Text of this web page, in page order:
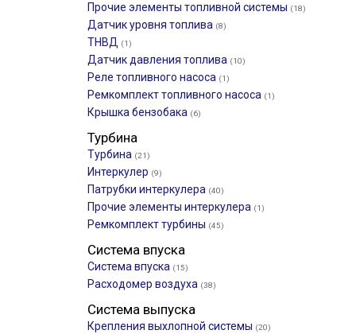
Прочие элементы топливной системы (18)
Датчик уровня топлива (8)
ТНВД (1)
Датчик давления топлива (10)
Реле топливного насоса (1)
Ремкомплект топливного насоса (1)
Крышка бензобака (6)
Турбина
Турбина (21)
Интеркулер (9)
Патрубки интеркулера (40)
Прочие элементы интеркулера (1)
Ремкомплект турбины (45)
Система впуска
Система впуска (15)
Расходомер воздуха (38)
Система выпуска
Крепления выхлопной системы (20)